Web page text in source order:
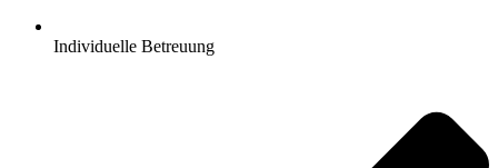
Individuelle Betreuung